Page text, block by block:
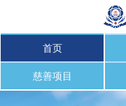
首页
慈善项目